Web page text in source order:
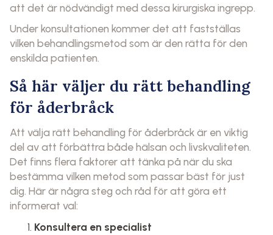
att det är nödvändigt med dessa kirurgiska ingrepp.
Under konsultationen kommer det att fastställas
vilken behandlingsmetod som är den rätta för den
enskilda patienten.
Så här väljer du rätt behandling
för åderbråck
Att välja rätt behandling för åderbråck är en viktig
del av att förbättra både hälsan och livskvaliteten.
Det finns flera faktorer att tänka på när du ska
bestämma vilken metod som passar bäst för just
dig. Här är några steg och råd för att göra ett
informerat val:
Konsultera en specialist